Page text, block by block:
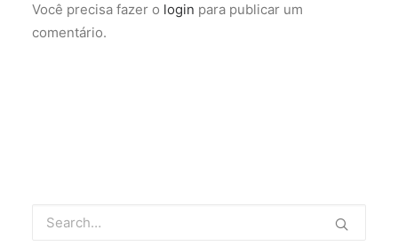
Você precisa fazer o login para publicar um
comentário.